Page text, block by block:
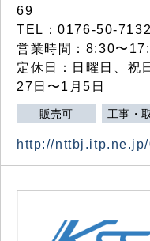
69
TEL：0176-50-
営業時間：8:30〜
定休日：日曜日、祝
27日〜1月5日
販売可 工事・
http://